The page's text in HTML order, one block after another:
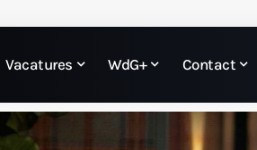
Vacatures WdG+ Contact